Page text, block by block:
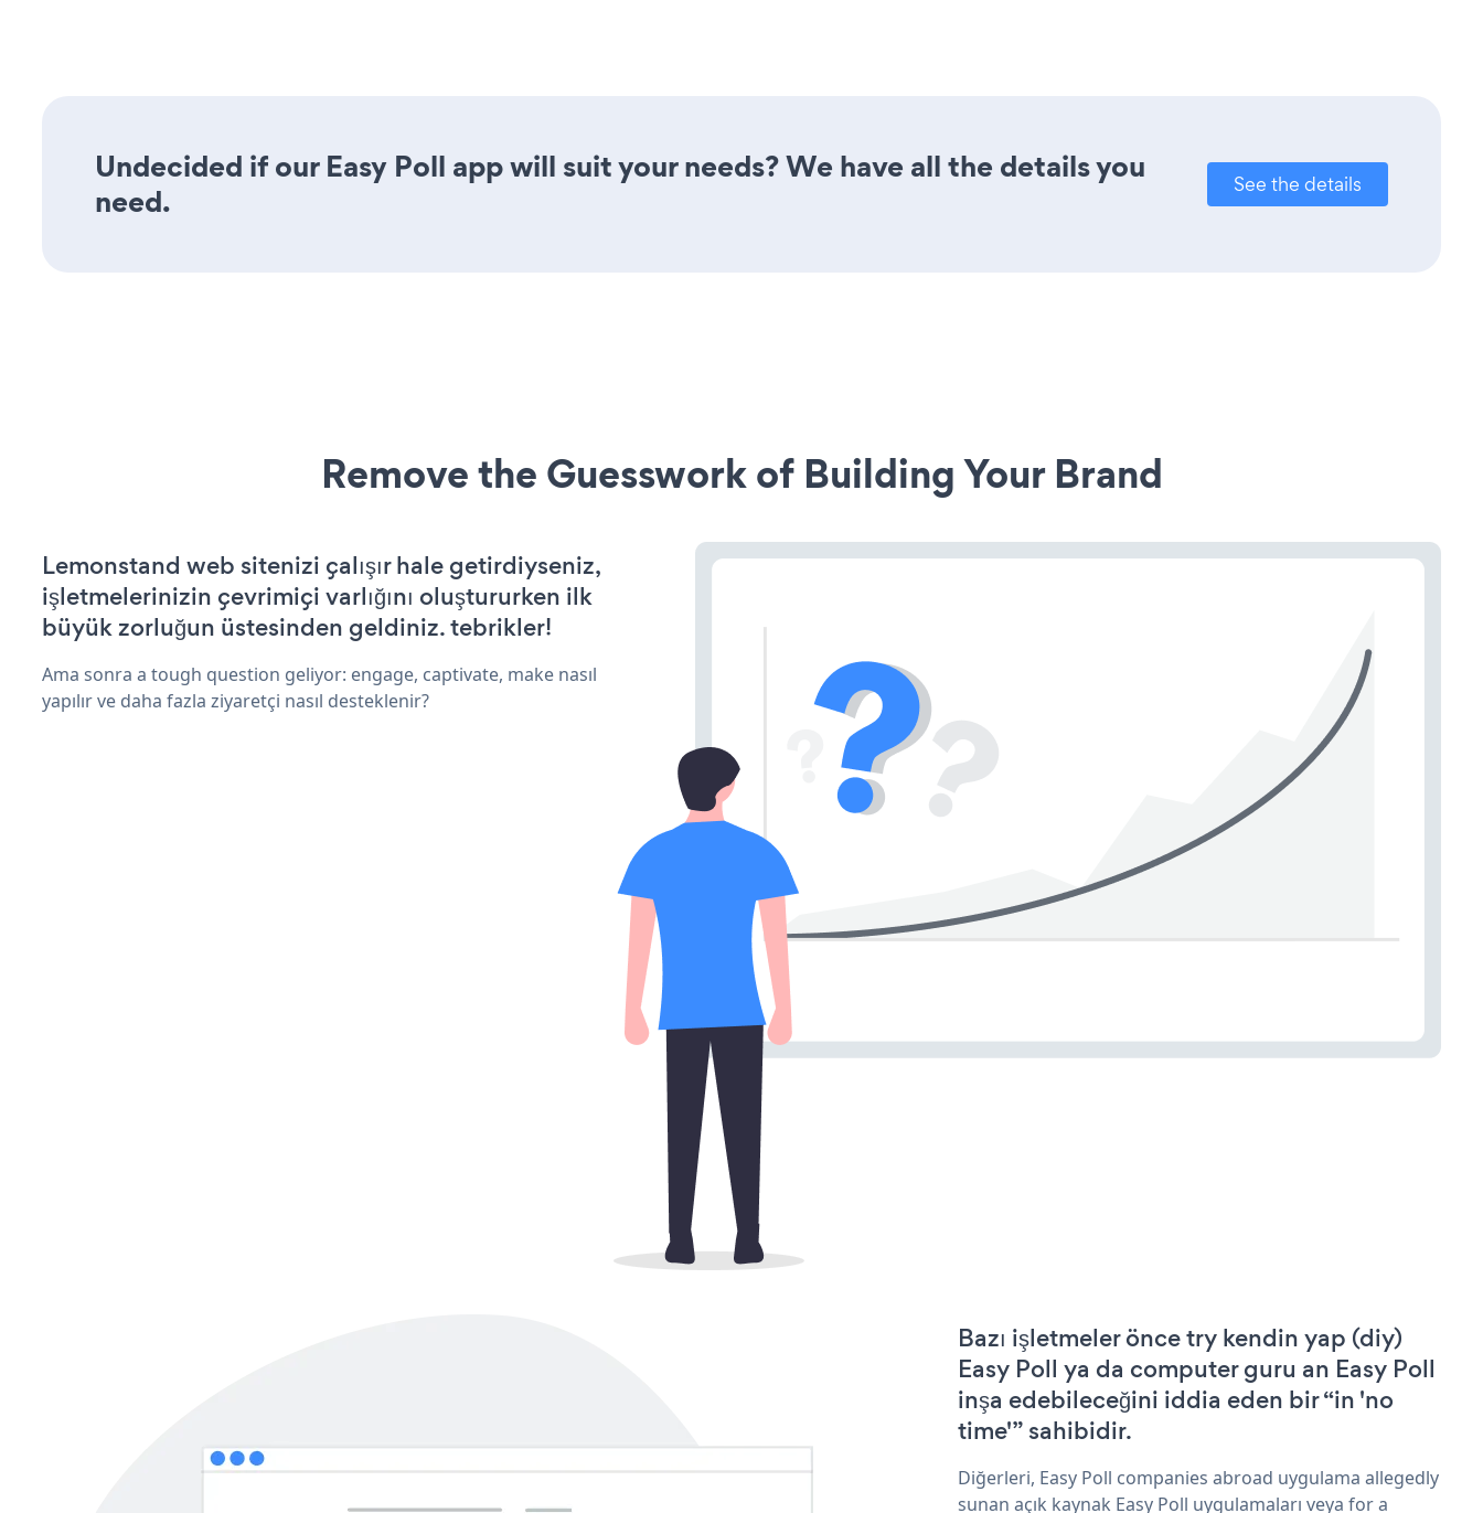
Undecided if our Easy Poll app will suit your needs? We have all the details you
need.
See the details
Remove the Guesswork of Building Your Brand
Lemonstand web sitenizi çalışır hale getirdiyseniz,
işletmelerinizin çevrimiçi varlığını oluştururken ilk
büyük zorluğun üstesinden geldiniz. tebrikler!
Ama sonra a tough question geliyor: engage, captivate, make nasıl
yapılır ve daha fazla ziyaretçi nasıl desteklenir?
Bazı işletmeler önce try kendin yap (diy)
Easy Poll ya da computer guru an Easy Poll
inşa edebileceğini iddia eden bir “in 'no
time'” sahibidir.
Diğerleri, Easy Poll companies abroad uygulama allegedly
sunan açık kaynak Easy Poll uygulamaları veya for a